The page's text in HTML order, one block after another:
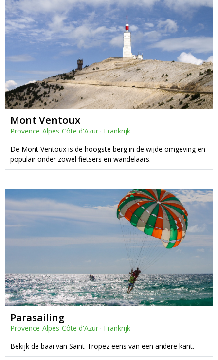
Mont Ventoux
Provence-Alpes-Côte d'Azur · Frankrijk
De Mont Ventoux is de hoogste berg in de wijde omgeving en
populair onder zowel fietsers en wandelaars.
Parasailing
Provence-Alpes-Côte d'Azur · Frankrijk
Bekijk de baai van Saint-Tropez eens van een andere kant.